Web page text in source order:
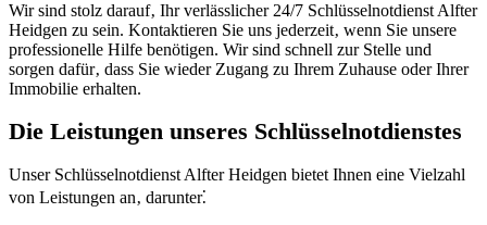
Wir sind stolz darauf‚ Ihr verlässlicher 24/7 Schlüsselnotdienst Alfter
Heidgen zu sein.​ Kontaktieren Sie uns jederzeit‚ wenn Sie unsere
professionelle Hilfe benötigen.​ Wir sind schnell zur Stelle und
sorgen dafür‚ dass Sie wieder Zugang zu Ihrem Zuhause oder Ihrer
Immobilie erhalten.​
Die Leistungen unseres Schlüsselnotdienstes
Unser Schlüsselnotdienst Alfter Heidgen bietet Ihnen eine Vielzahl
von Leistungen an‚ darunter⁚